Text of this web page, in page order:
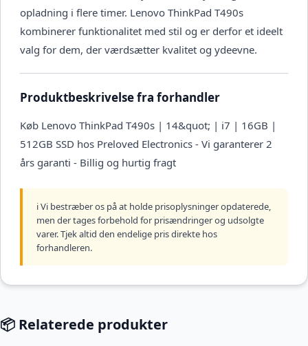
opladning i flere timer. Lenovo ThinkPad T490s
kombinerer funktionalitet med stil og er derfor et ideelt
valg for dem, der værdsætter kvalitet og ydeevne.
Produktbeskrivelse fra forhandler
Køb Lenovo ThinkPad T490s | 14&quot; | i7 | 16GB |
512GB SSD hos Preloved Electronics - Vi garanterer 2
års garanti - Billig og hurtig fragt
ℹ️ Vi bestræber os på at holde prisoplysninger opdaterede,
men der tages forbehold for prisændringer og udsolgte
varer. Tjek altid den endelige pris direkte hos
forhandleren.
📦 Relaterede produkter